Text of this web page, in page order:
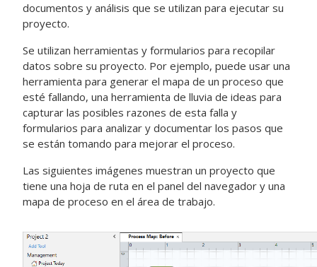
documentos y análisis que se utilizan para ejecutar su
proyecto.
Se utilizan herramientas y formularios para recopilar
datos sobre su proyecto. Por ejemplo, puede usar una
herramienta para generar el mapa de un proceso que
esté fallando, una herramienta de lluvia de ideas para
capturar las posibles razones de esta falla y
formularios para analizar y documentar los pasos que
se están tomando para mejorar el proceso.
Las siguientes imágenes muestran un proyecto que
tiene una hoja de ruta en el panel del navegador y una
mapa de proceso en el área de trabajo.